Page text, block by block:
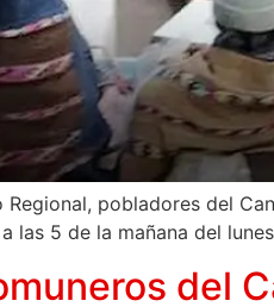
pobladores del
las 5 de la mañana del
del